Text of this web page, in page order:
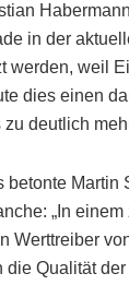
in der
werden, weil
dies einen
deutlich
betonte Martin
„In
Werttreiber
die Qualität der